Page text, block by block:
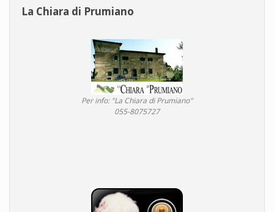
La Chiara di Prumiano
Per info: "La Chiara di Prumiano"
055-8075727